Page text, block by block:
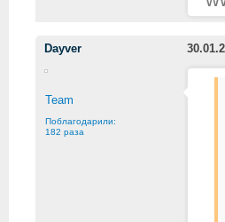
Dayver
Team
Поблагодарили:
182 раза